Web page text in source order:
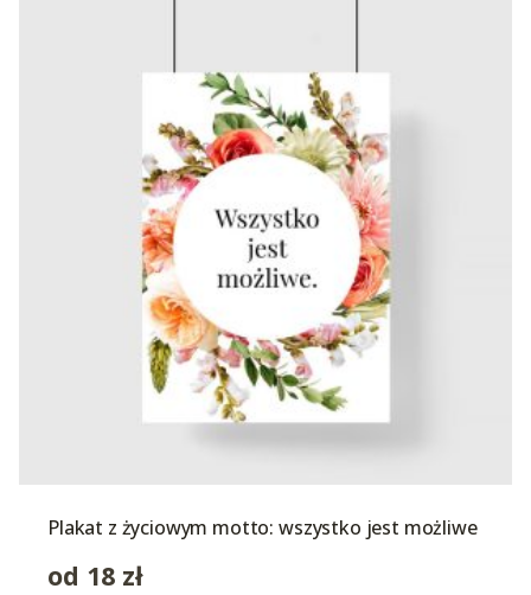
Plakat z życiowym motto: wszystko jest możliwe
od 18 zł